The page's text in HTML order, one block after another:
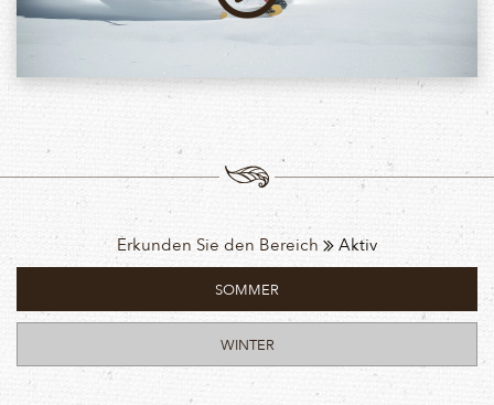
Erkunden Sie den Bereich Aktiv
SOMMER
WINTER